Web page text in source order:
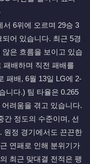
서 6위에 오르며 29승 3
어 있습니다. 최근 5경
은 흐름을 보이고 있습
패배하며 직전 패배를
패배, 6월 13일 LG에 2-
니다.) 팀 타율은 0.265
려움을 겪고 있습니다.
간 정도의 수준이며, 선
원정 경기에서도 끈끈한
연패로 인해 분위기가
최근 맞대결 전적은 팽